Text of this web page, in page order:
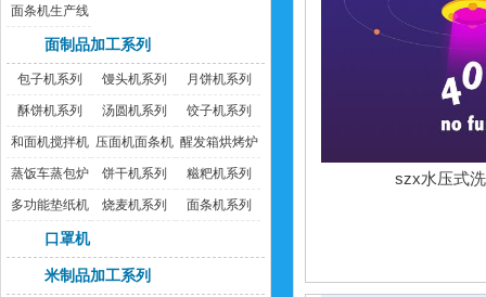
面条机生产线
面制品加工系列
包子机系列 馒头机系列 月饼机系列
酥饼机系列 汤圆机系列 饺子机系列
和面机搅拌机 压面机面条机 醒发箱烘烤炉
蒸饭车蒸包炉 饼干机系列 糍粑机系列
多功能垫纸机 烧麦机系列 面条机系列
口罩机
米制品加工系列
szx水压式